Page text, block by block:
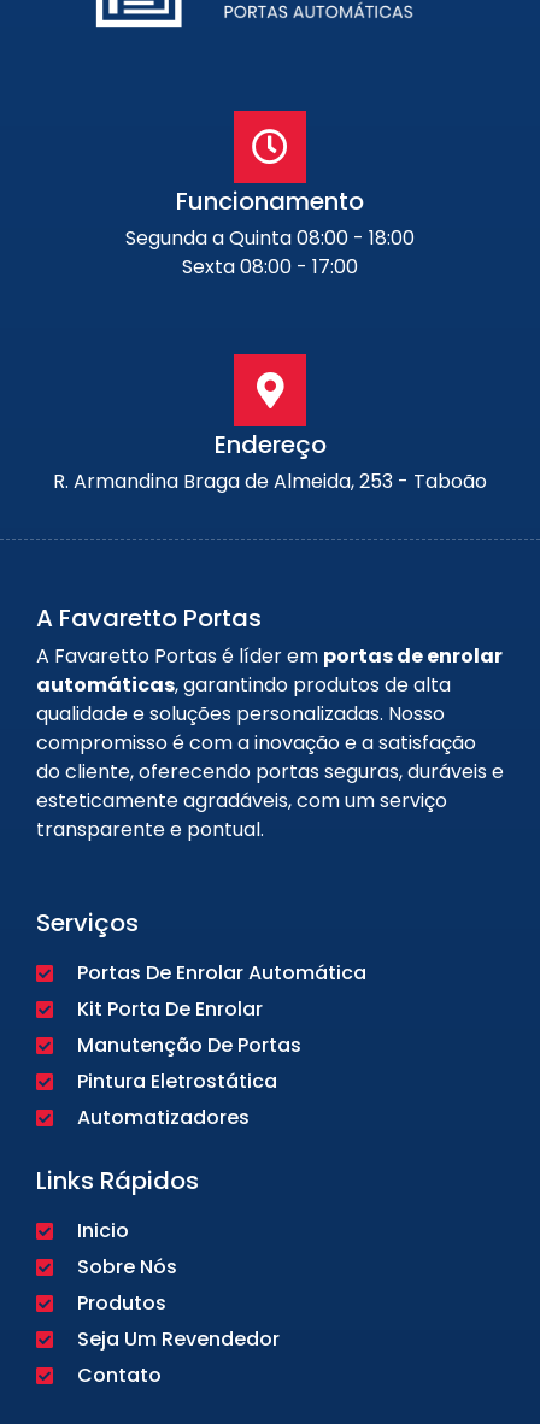
Funcionamento
Segunda a Quinta 08:00 - 18:00
Sexta 08:00 - 17:00
Endereço
R. Armandina Braga de Almeida, 253 - Taboão
A Favaretto Portas
A Favaretto Portas é líder em portas de enrolar
automáticas, garantindo produtos de alta
qualidade e soluções personalizadas. Nosso
compromisso é com a inovação e a satisfação
do cliente, oferecendo portas seguras, duráveis e
esteticamente agradáveis, com um serviço
transparente e pontual.
Serviços
Portas De Enrolar Automática
Kit Porta De Enrolar
Manutenção De Portas
Pintura Eletrostática
Automatizadores
Links Rápidos
Inicio
Sobre Nós
Produtos
Seja Um Revendedor
Contato